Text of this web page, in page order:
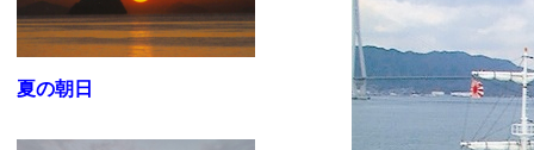
夏の朝日